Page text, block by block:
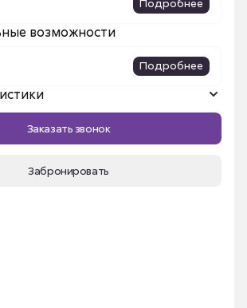
Подробнее
возможности
Подробнее
Сибирский
Заказать звонок
Забронировать